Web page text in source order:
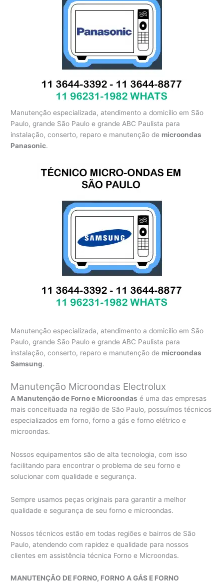
Manutenção especializada, atendimento a domicílio em São
Paulo, grande São Paulo e grande ABC Paulista para
instalação, conserto, reparo e manutenção de microondas
Panasonic.
Manutenção especializada, atendimento a domicílio em São
Paulo, grande São Paulo e grande ABC Paulista para
instalação, conserto, reparo e manutenção de microondas
Samsung.
Manutenção Microondas Electrolux
A Manutenção de Forno e Microondas é uma das empresas
mais conceituada na região de São Paulo, possuímos técnicos
especializados em forno, forno a gás e forno elétrico e
microondas.
Nossos equipamentos são de alta tecnologia, com isso
facilitando para encontrar o problema de seu forno e
solucionar com qualidade e segurança.
Sempre usamos peças originais para garantir a melhor
qualidade e segurança de seu forno e microondas.
Nossos técnicos estão em todas regiões e bairros de São
Paulo, atendendo com rapidez e qualidade para nossos
clientes em assistência técnica Forno e Microondas.
MANUTENÇÃO DE FORNO, FORNO A GÁS E FORNO